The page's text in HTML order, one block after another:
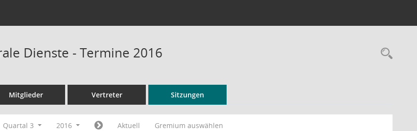
Dienste - Termine 2016
Mitglieder Vertreter Sitzungen
Quartal 3 2016 Aktuell Gremium auswählen